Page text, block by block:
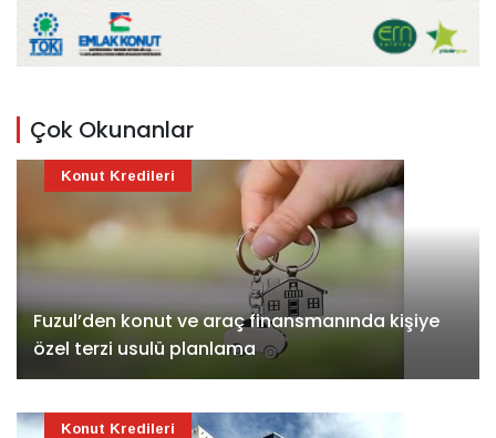
Çok Okunanlar
Fuzul’den konut ve araç finansmanında kişiye
özel terzi usulü planlama
Konut Kredileri
Konut Kredileri